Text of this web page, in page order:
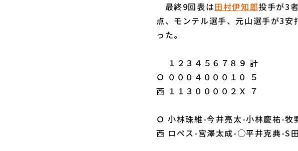
最終9回表は田村伊知郎投手が3
点、モンテル選手、元山選手が3
った。
１２３４５６７８９ 計
Ｏ ０００４０００１０ ５
西 １１３００００２Ｘ ７
Ｏ 小林珠維-今井亮太-小林慶祐-
西 ロペス-宮澤太成-○平井克典-S